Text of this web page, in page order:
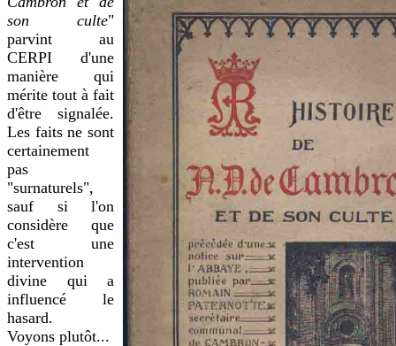
son culte"
parvint au
CERPI d'une
manière qui
mérite tout à fait
d'être signalée.
Les faits ne sont
certainement
pas
"surnaturels",
sauf si l'on
considère que
c'est une
intervention
divine qui a
influencé le
hasard.
Voyons plutôt...